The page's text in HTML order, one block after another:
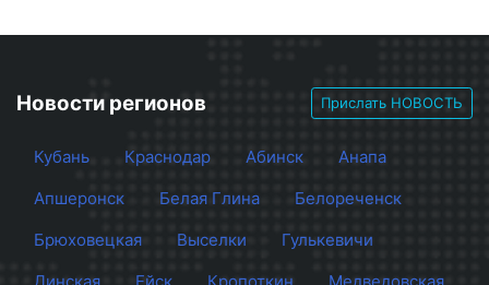
Новости регионов Прислать НОВОСТЬ
Кубань Краснодар Абинск
Анапа
Апшеронск
Белая Глина
Белореченск
Брюховецкая
Выселки
Гулькевичи